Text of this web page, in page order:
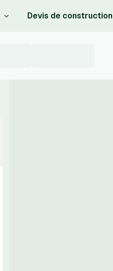
Devis de construction